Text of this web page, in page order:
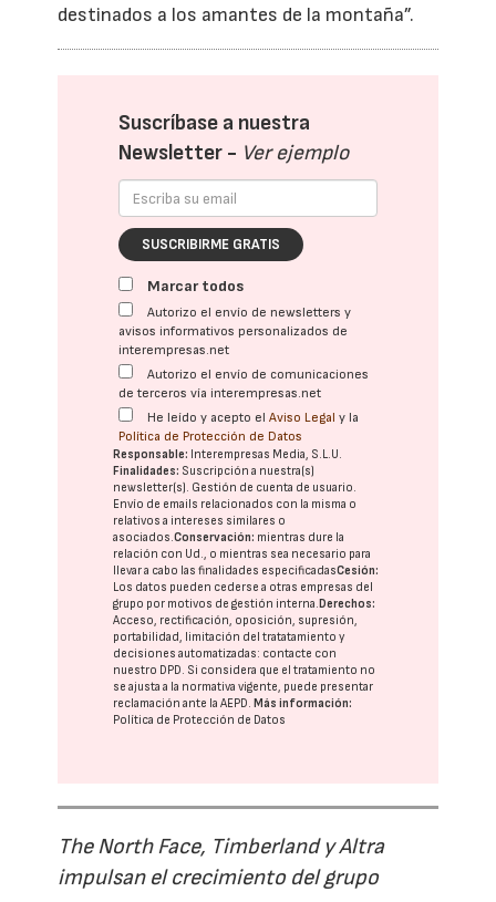
destinados a los amantes de la montaña”.
Suscríbase a nuestra
Newsletter - Ver ejemplo
SUSCRIBIRME GRATIS
Marcar todos
Autorizo el envío de newsletters y
avisos informativos personalizados de
interempresas.net
Autorizo el envío de comunicaciones
de terceros vía interempresas.net
He leído y acepto elAviso Legal y la
Política de Protección de Datos
Responsable: Interempresas Media, S.L.U.
Finalidades: Suscripción a nuestra(s)
newsletter(s). Gestión de cuenta de usuario.
Envío de emails relacionados con la misma o
relativos a intereses similares o
asociados.Conservación: mientras dure la
relación con Ud., o mientras sea necesario para
llevar a cabo las finalidades especificadasCesión:
Los datos pueden cederse a otras empresas del
grupo por motivos de gestión interna. Derechos:
Acceso, rectificación, oposición, supresión,
portabilidad, limitación del tratatamiento y
decisiones automatizadas: contacte con
nuestro DPD. Si considera que el tratamiento no
se ajusta a la normativa vigente, puede presentar
reclamación ante laAEPD. Más información:
Política de Protección de Datos
The North Face, Timberland y Altra
impulsan el crecimiento del grupo